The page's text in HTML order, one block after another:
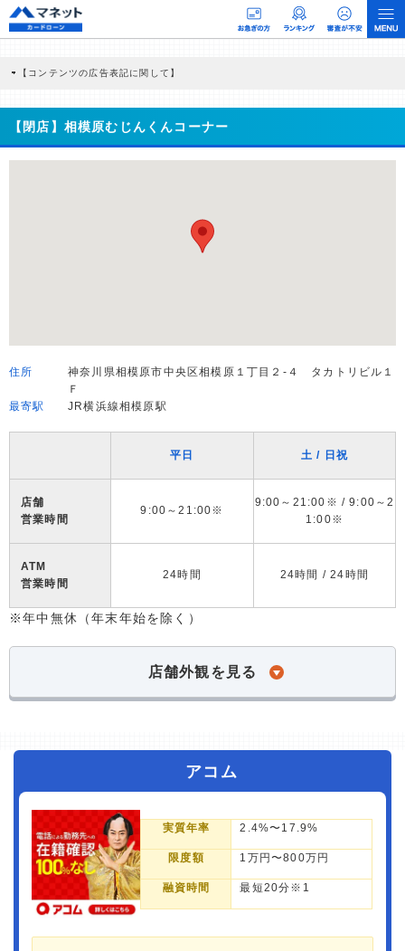
【コンテンツの広告表記に関して】
商品を根拠なくPRするものではなく、当編集部の調査／ユーザーへの口コミ収集な
どに基づき、公平性を担保した情報提供を行っています。
>提携企業一覧
【閉店】相模原むじんくんコーナー
住所
神奈川県相模原市中央区相模原１丁目２-４ タカトリビル１
Ｆ
最寄駅
JR横浜線相模原駅
平日 土 / 日祝
店舗
営業時間
9:00～21:00※
9:00～21:00※ / 9:00～2
1:00※
ATM
営業時間
24時間 24時間 / 24時間
※年中無休（年末年始を除く）
店舗外観を見る
アコム
実質年率 2.4%〜17.9%
限度額 1万円〜800万円
融資時間 最短20分※1